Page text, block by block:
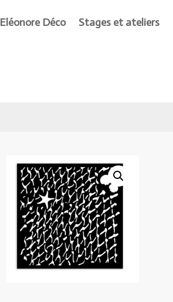
Eléonore Déco Stages et ateliers